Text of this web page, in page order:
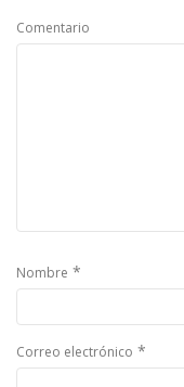
Comentario
Nombre *
Correo electrónico *